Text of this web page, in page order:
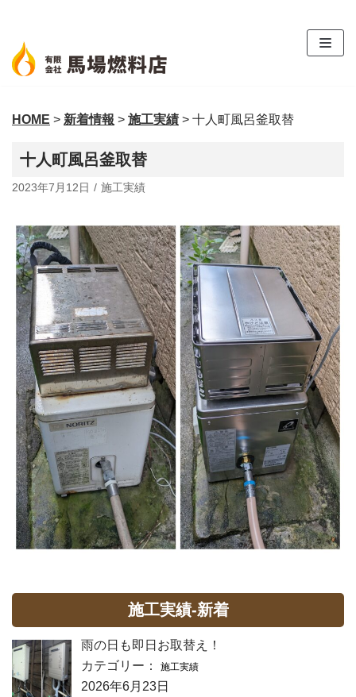
ン
テ
ン
へ
キ
ッ
HOME > 新着情報 > 施工実績 > 十人町風呂釜取替
十人町風呂釜取替
2023年7月12日 施工実績
施工実績-新着
雨の日も即日お取替え！
カテゴリー：
施工実績
2026年6月23日